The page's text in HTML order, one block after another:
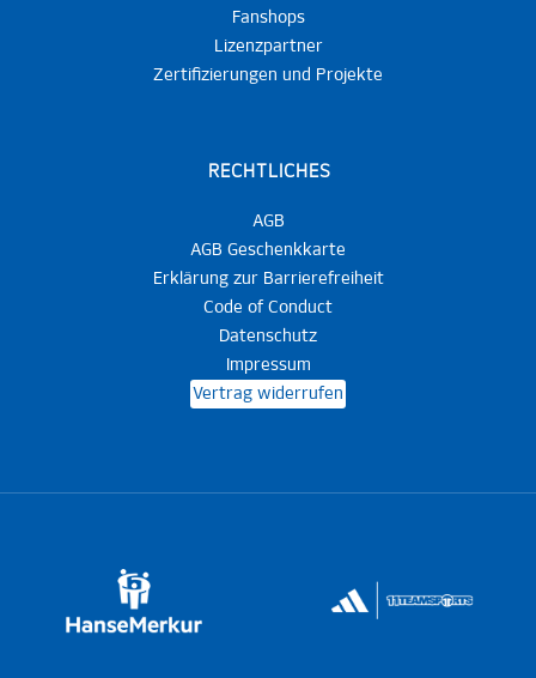
Fanshops
Lizenzpartner
Zertifizierungen und Projekte
RECHTLICHES
AGB
AGB Geschenkkarte
Erklärung zur Barrierefreiheit
Code of Conduct
Datenschutz
Impressum
Vertrag widerrufen